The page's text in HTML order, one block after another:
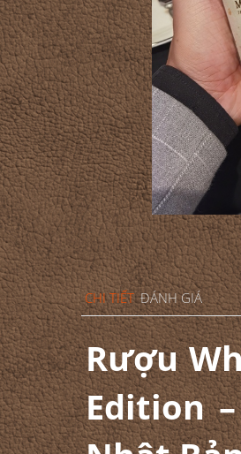
CHI TIẾT ĐÁNH GIÁ
Rượu
Edition